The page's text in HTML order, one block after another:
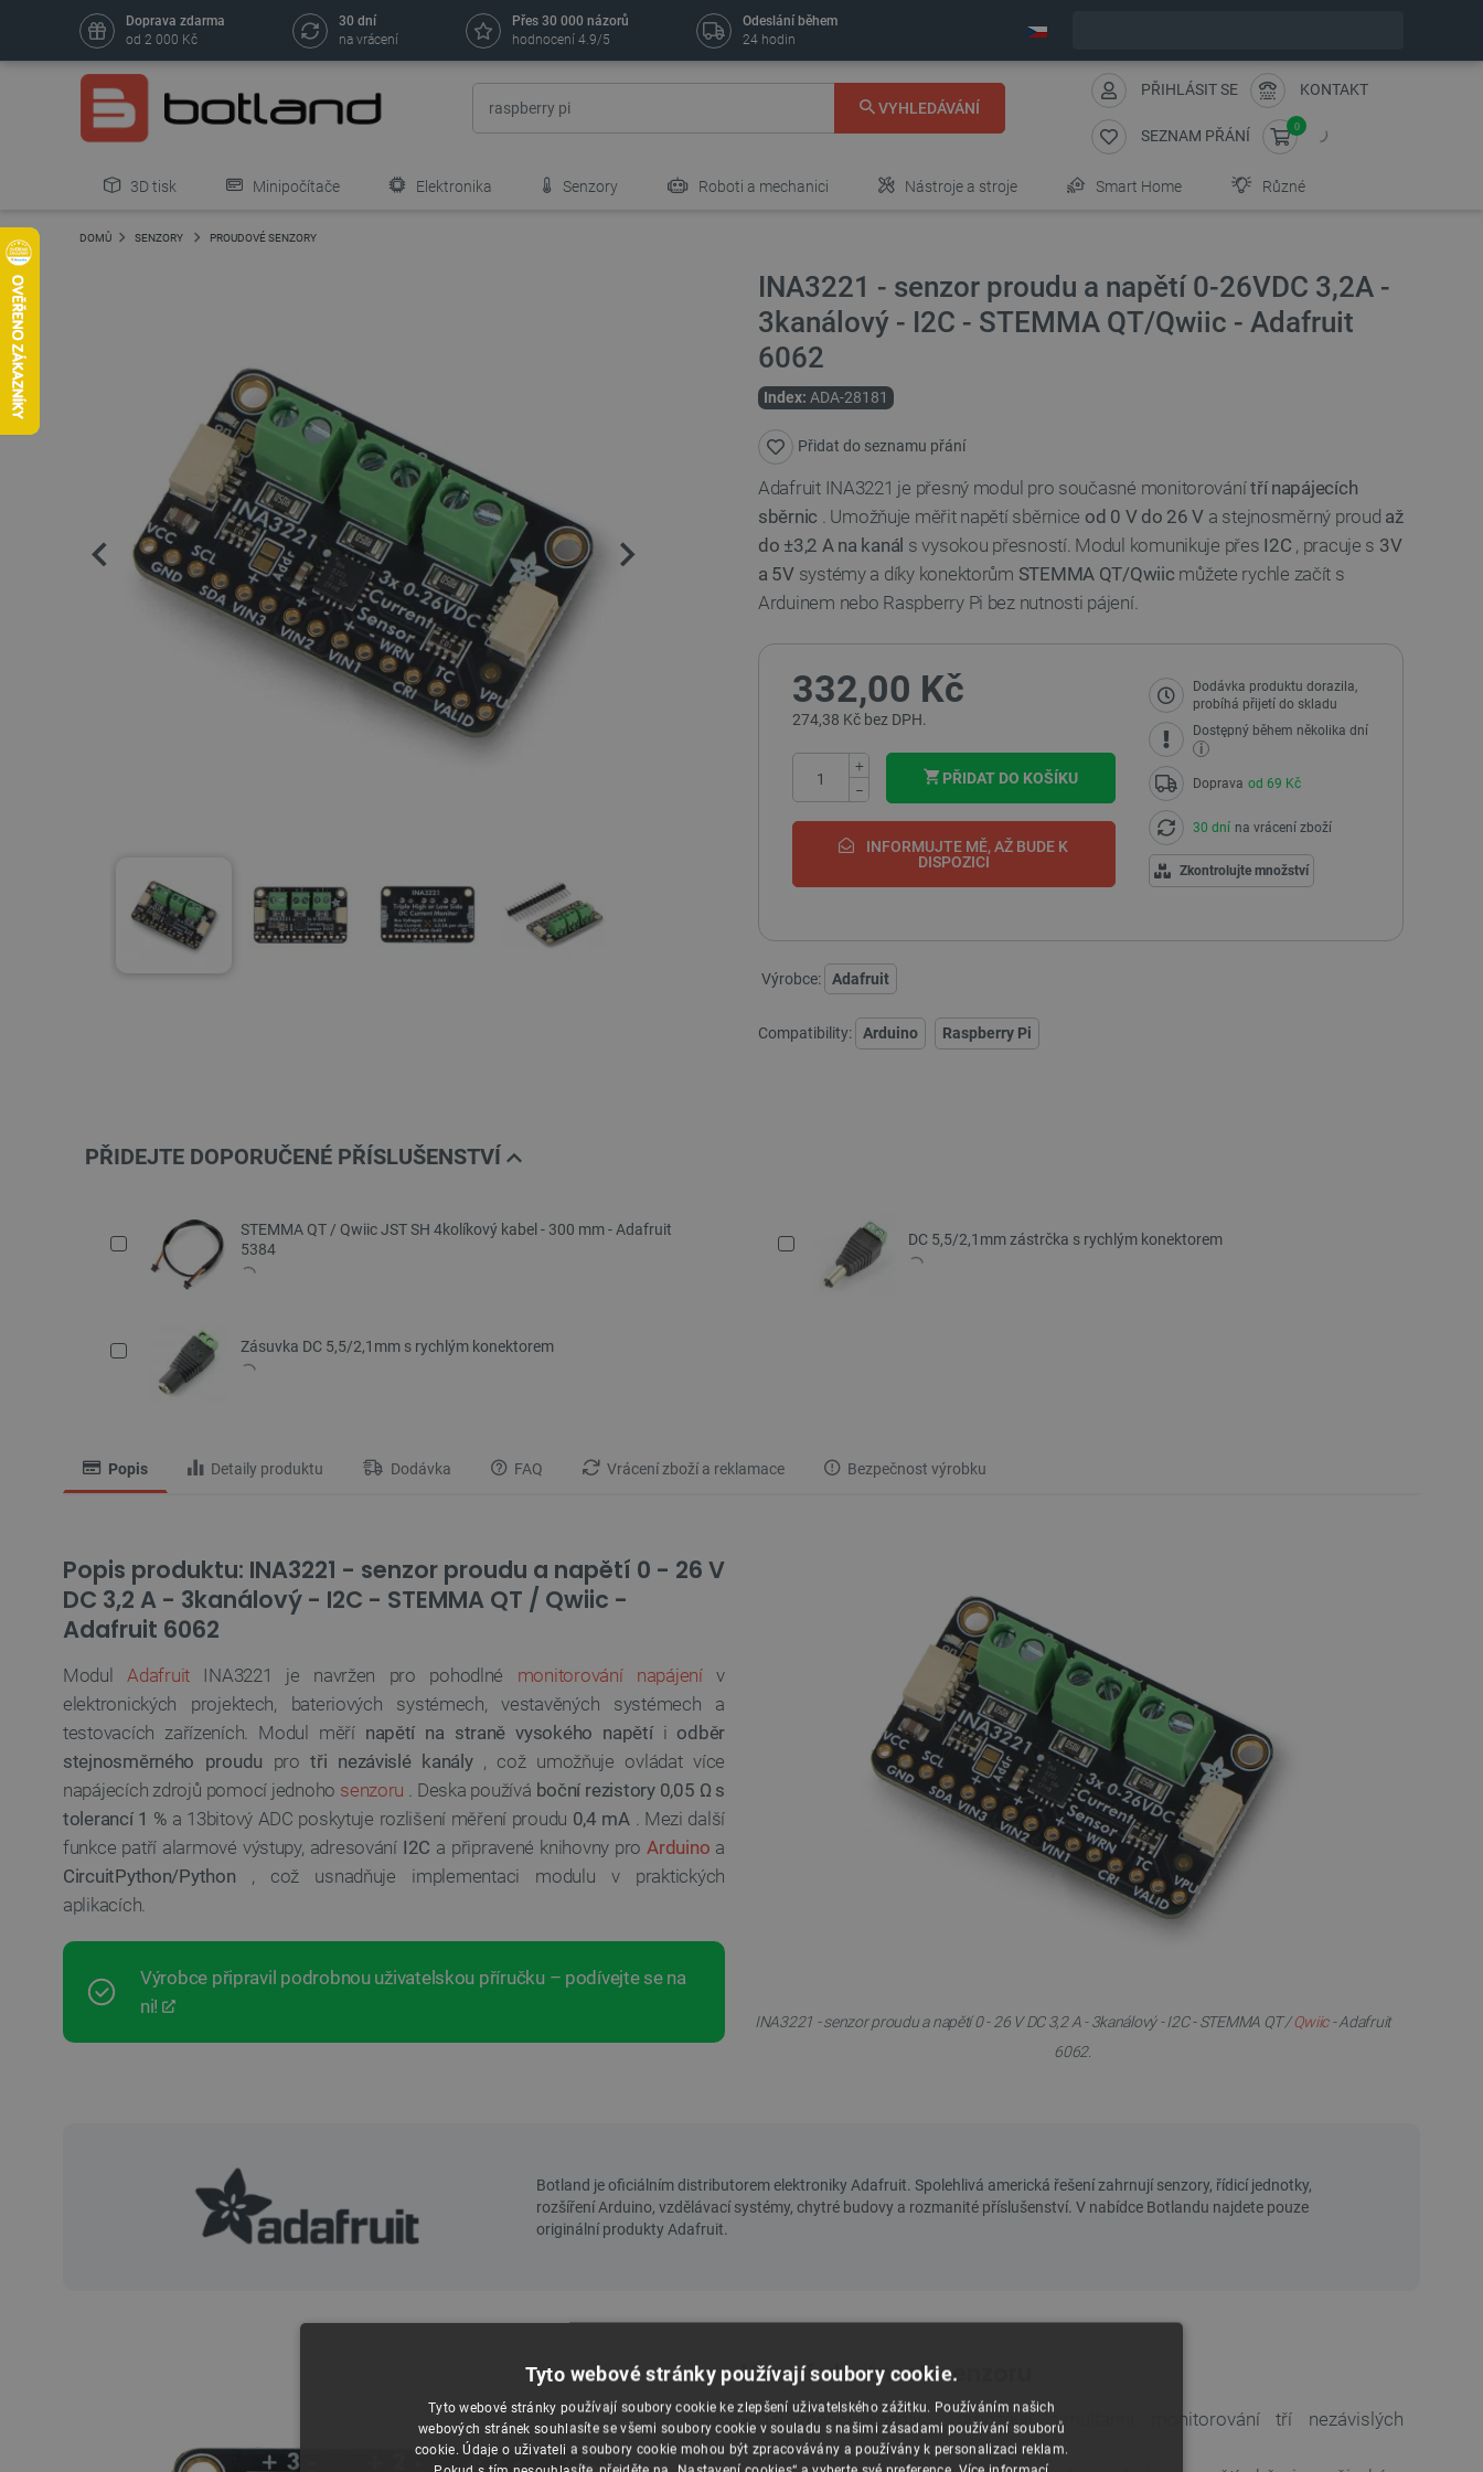
Doprava zdarma
od 2 000 Kč
30 dní
na vrácení
Přes 30 000 názorů
hodnocení 4.9/5
Odeslání během
24 hodin
VYHLEDÁVÁNÍ
PŘIHLÁSIT SE KONTAKT
SEZNAM PŘÁNÍ
0
3D tisk Minipočítače Elektronika Senzory Roboti a mechanici Nástroje a stroje Smart Home Různé
DOMŮ SENZORY PROUDOVÉ SENZORY
INA3221 - senzor proudu a napětí 0-26VDC 3,2A -
3kanálový - I2C - STEMMA QT/Qwiic - Adafruit
6062
Index: ADA-28181
Přidat do seznamu přání
Adafruit INA3221 je přesný modul pro současné monitorovánítří napájecích
sběrnic . Umožňuje měřit napětí sběrnice od 0 V do 26 V a stejnosměrný proud až
do ±3,2 A na kanál s vysokou přesností. Modul komunikuje přes I2C , pracuje s 3V
a 5Vsystémy a díky konektorům STEMMA QT/Qwiic můžete rychle začít s
Arduinem nebo Raspberry Pi bez nutnosti pájení.
332,00 Kč
274,38 Kč bez DPH.
+
−
PŘIDAT DO KOŠÍKU
INFORMUJTE MĚ, AŽ BUDE K
DISPOZICI
Dodávka produktu dorazila,
probíhá přijetí do skladu
Dostępný během několika dní
i
Doprava od 69 Kč
30 dní na vrácení zboží
Zkontrolujte množství
Výrobce: Adafruit
Compatibility: Arduino Raspberry Pi
PŘIDEJTE DOPORUČENÉ PŘÍSLUŠENSTVÍ
STEMMA QT / Qwiic JST SH 4kolíkový kabel - 300 mm - Adafruit
5384
DC 5,5/2,1mm zástrčka s rychlým konektorem
Zásuvka DC 5,5/2,1mm s rychlým konektorem
Popis Detaily produktu Dodávka FAQ Vrácení zboží a reklamace Bezpečnost výrobku
Popis produktu: INA3221 - senzor proudu a napětí 0 - 26 V
DC 3,2 A - 3kanálový - I2C - STEMMA QT / Qwiic -
Adafruit 6062
ModulAdafruit INA3221 je navržen pro pohodlné monitorování napájenív
elektronických projektech, bateriových systémech, vestavěných systémech a
testovacích zařízeních. Modul měří napětí na straně vysokého napětíi odběr
stejnosměrného proudu protři nezávislé kanály, což umožňuje ovládat více
napájecích zdrojů pomocí jednoho senzoru . Deska používá boční rezistory 0,05 Ω s
tolerancí 1 % a 13bitový ADC poskytuje rozlišení měření proudu 0,4 mA. Mezi další
funkce patří alarmové výstupy, adresování I2C a připravené knihovny proArduino a
CircuitPython/Python , což usnadňuje implementaci modulu v praktických
aplikacích.
Výrobce připravil podrobnou uživatelskou příručku – podívejte se na
ni!
INA3221 - senzor proudu a napětí 0 - 26 V DC 3,2 A - 3kanálový - I2C - STEMMA QT /Qwiic- Adafruit
6062.
Hlavní vlastnosti senzoru
Tři měřicí kanály: umožňují simultánní monitorování tří nezávislých
elektrických vedení
Tyto webové stránky používají soubory cookie.
Tyto webové stránky používají soubory cookie ke zlepšení uživatelského zážitku. Používáním našich
webových stránek souhlasíte se všemi soubory cookie v souladu s našimi zásadami používání souborů
cookie. Údaje o uživateli a soubory cookie mohou být zpracovávány a používány k personalizaci reklam.